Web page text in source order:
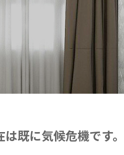
既に気候危機です。